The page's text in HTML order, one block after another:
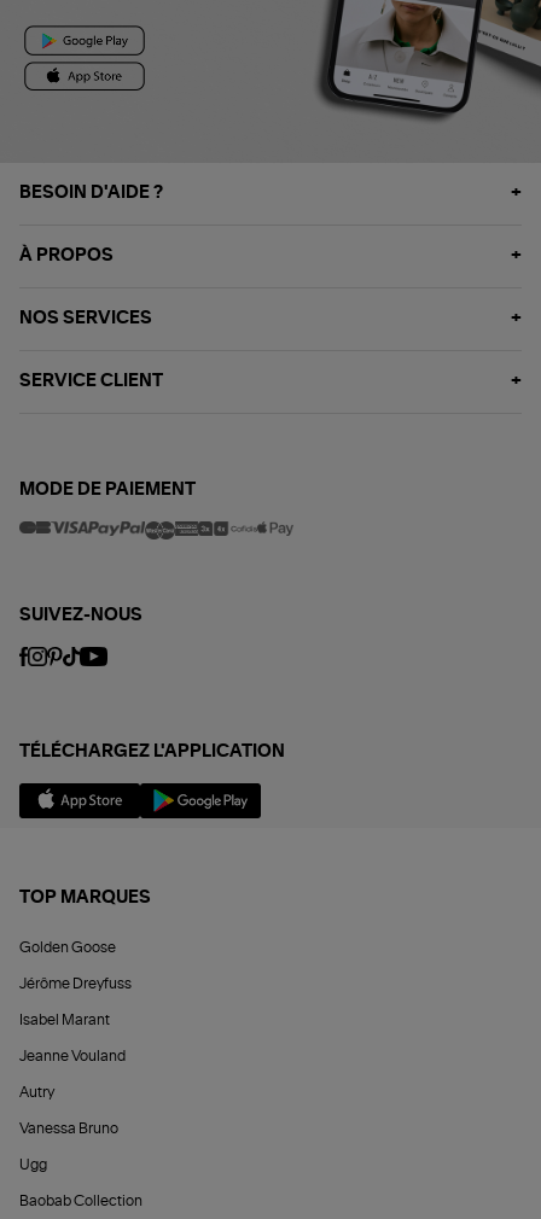
BESOIN D'AIDE ?
À PROPOS
NOS SERVICES
SERVICE CLIENT
MODE DE PAIEMENT
SUIVEZ-NOUS
TÉLÉCHARGEZ L'APPLICATION
TOP MARQUES
Golden Goose
Jérôme Dreyfuss
Isabel Marant
Jeanne Vouland
Autry
Vanessa Bruno
Ugg
Baobab Collection